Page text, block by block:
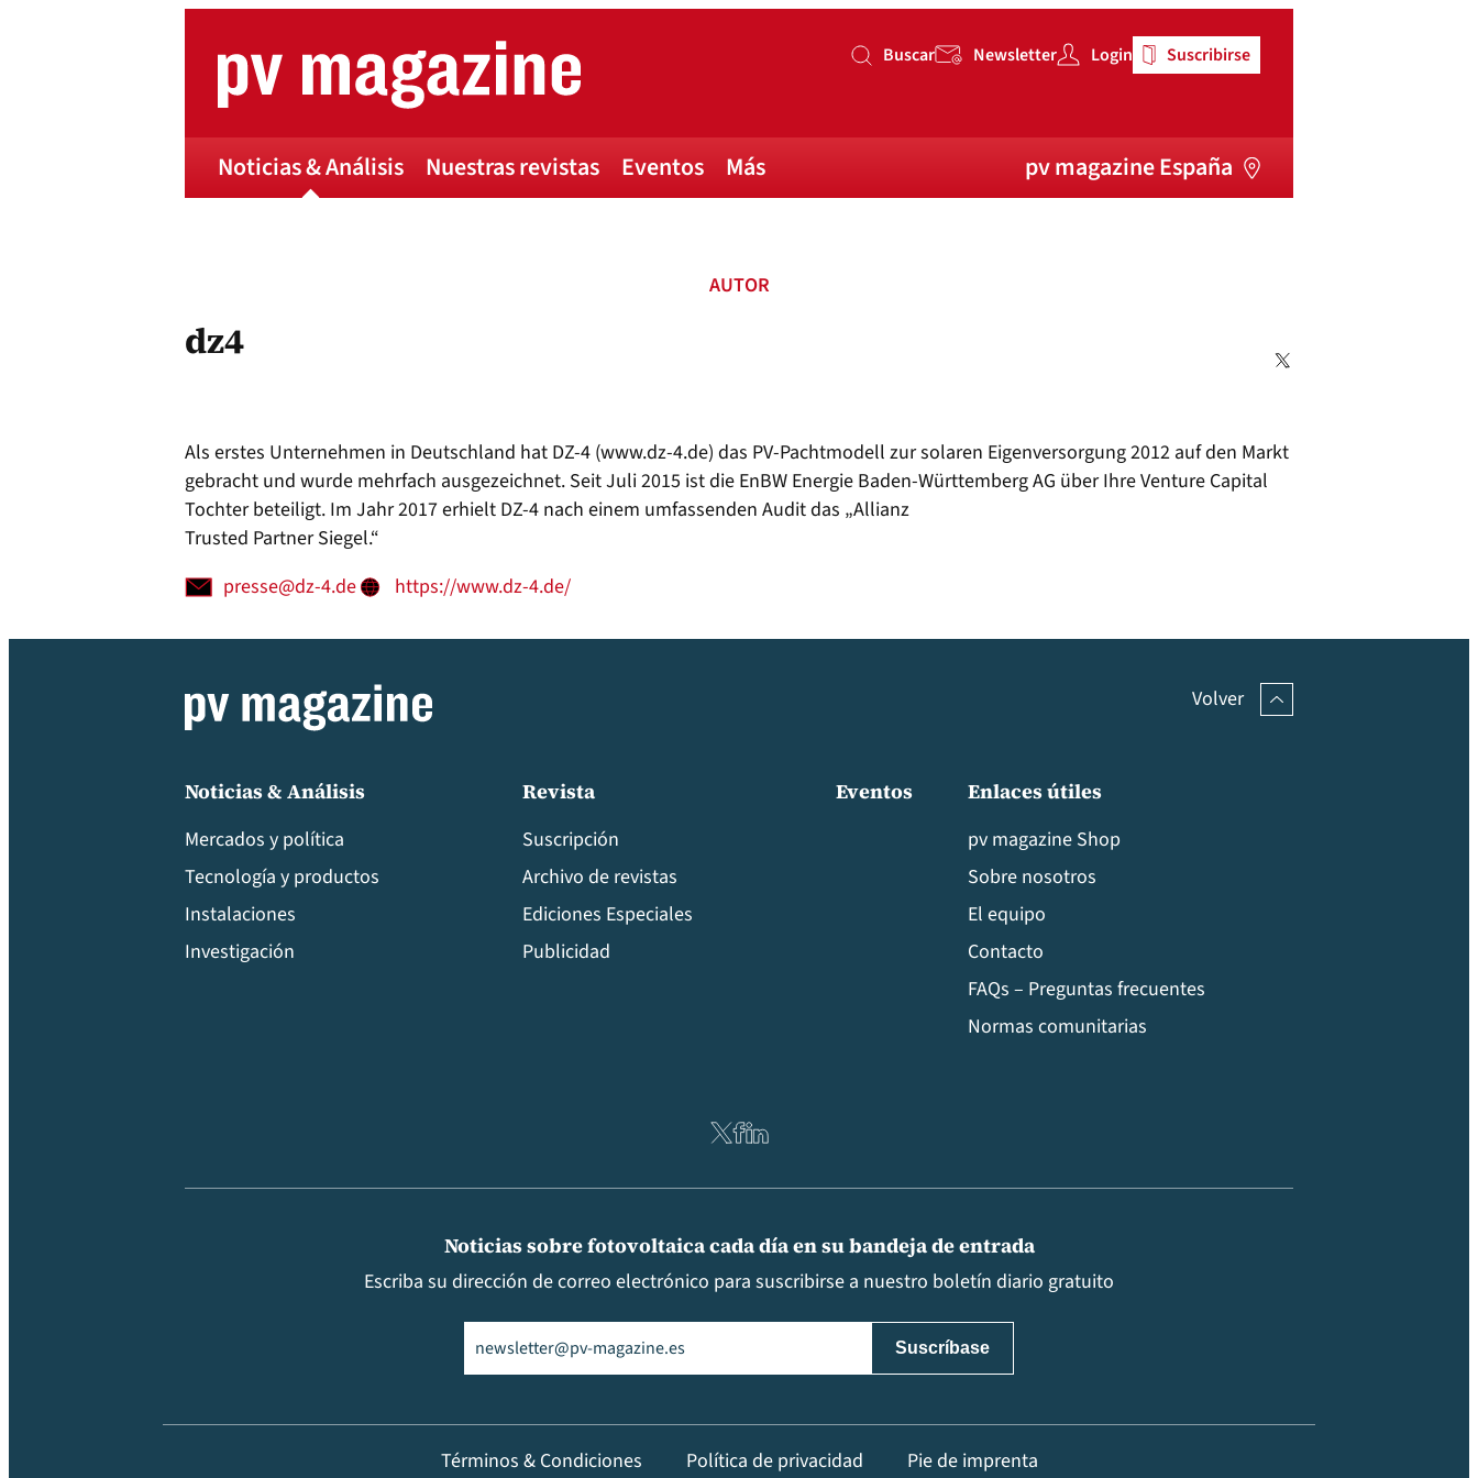
Buscar
Buscar Newsletter Login Suscribirse
Noticias & Análisis Nuestras revistas Eventos Más pv magazine España
AUTOR
dz4
Als erstes Unternehmen in Deutschland hat DZ-4 (www.dz-4.de) das PV-Pachtmodell zur solaren Eigenversorgung 2012 auf den Markt
gebracht und wurde mehrfach ausgezeichnet. Seit Juli 2015 ist die EnBW Energie Baden-Württemberg AG über Ihre Venture Capital
Tochter beteiligt. Im Jahr 2017 erhielt DZ-4 nach einem umfassenden Audit das „Allianz
Trusted Partner Siegel.“
presse@dz-4.de
https://www.dz-4.de/
Volver
Noticias & Análisis
Mercados y política
Tecnología y productos
Instalaciones
Investigación
Revista
Suscripción
Archivo de revistas
Ediciones Especiales
Publicidad
Eventos
Enlaces útiles
pv magazine Shop
Sobre nosotros
El equipo
Contacto
FAQs – Preguntas frecuentes
Normas comunitarias
Noticias sobre fotovoltaica cada día en su bandeja de entrada
Escriba su dirección de correo electrónico para suscribirse a nuestro boletín diario gratuito
(Obligatorio)
Términos & Condiciones Política de privacidad Pie de imprenta